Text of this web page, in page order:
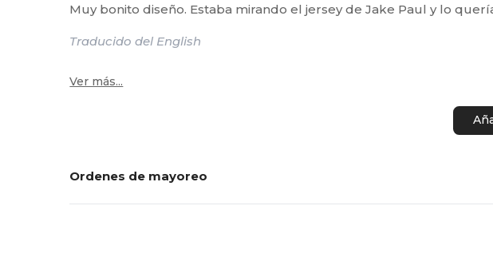
Muy bonito diseño. Estaba mirando el jersey de Jake Paul y lo
Traducido del English
Ver más...
Ordenes de mayoreo